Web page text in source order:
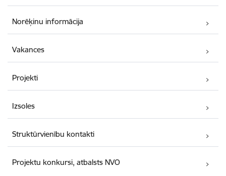
Norēķinu informācija
Vakances
Projekti
Izsoles
Struktūrvienību kontakti
Projektu konkursi, atbalsts NVO